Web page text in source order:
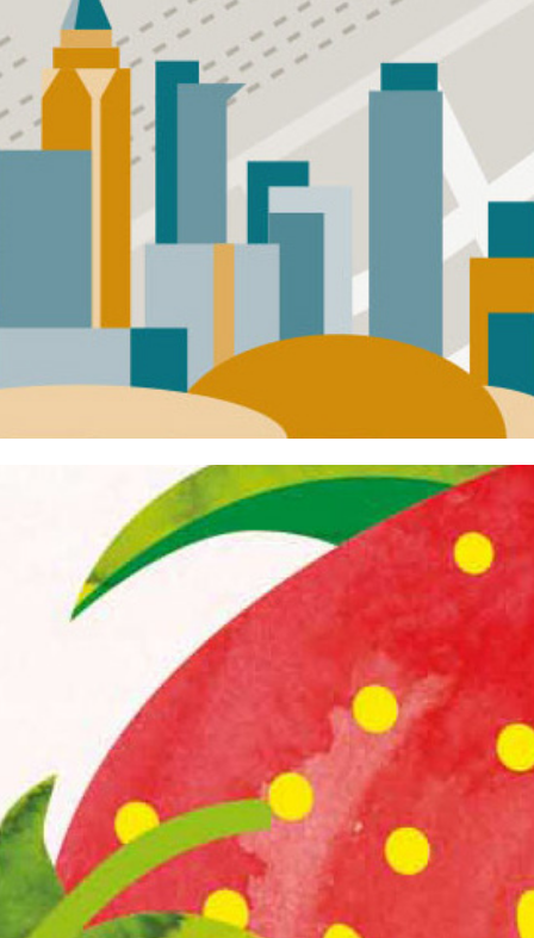
MAGAZIN MONOPOL
MAGAZIN FOOD & FARM